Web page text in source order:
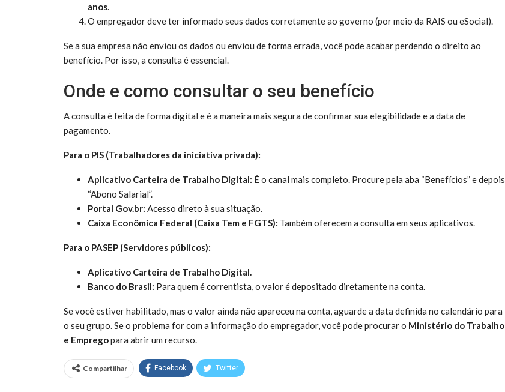
anos.
O empregador deve ter informado seus dados corretamente ao governo (por meio da RAIS ou eSocial).
Se a sua empresa não enviou os dados ou enviou de forma errada, você pode acabar perdendo o direito ao
benefício. Por isso, a consulta é essencial.
Onde e como consultar o seu benefício
A consulta é feita de forma digital e é a maneira mais segura de confirmar sua elegibilidade e a data de
pagamento.
Para o PIS (Trabalhadores da iniciativa privada):
Aplicativo Carteira de Trabalho Digital: É o canal mais completo. Procure pela aba “Benefícios” e depois
“Abono Salarial”.
Portal Gov.br: Acesso direto à sua situação.
Caixa Econômica Federal (Caixa Tem e FGTS): Também oferecem a consulta em seus aplicativos.
Para o PASEP (Servidores públicos):
Aplicativo Carteira de Trabalho Digital.
Banco do Brasil: Para quem é correntista, o valor é depositado diretamente na conta.
Se você estiver habilitado, mas o valor ainda não apareceu na conta, aguarde a data definida no calendário para
o seu grupo. Se o problema for com a informação do empregador, você pode procurar o Ministério do Trabalho
e Empregopara abrir um recurso.
Compartilhar Facebook Twitter